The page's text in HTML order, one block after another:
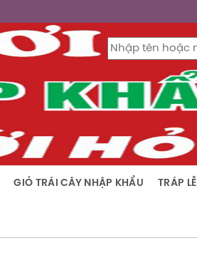
GIỎ TRÁI CÂY NHẬP KHẨU TRÁP LỄ